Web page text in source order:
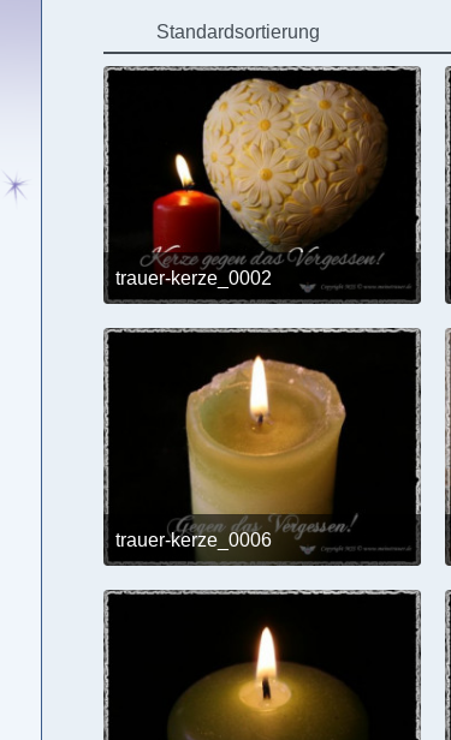
Standardsortierung
trauer-kerze_0002
24. Mai 2017 um 12:02
trauer-kerze_0006
24. Mai 2017 um 12:02